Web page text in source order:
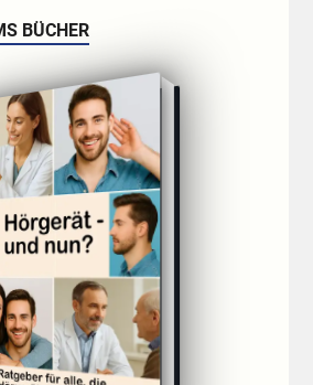
BÜCHER